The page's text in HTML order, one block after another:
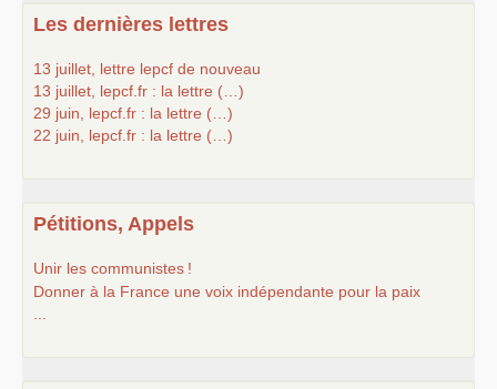
Les dernières lettres
13 juillet, lettre lepcf de nouveau
13 juillet, lepcf.fr : la lettre (…)
29 juin, lepcf.fr : la lettre (…)
22 juin, lepcf.fr : la lettre (…)
Pétitions, Appels
Unir les communistes !
Donner à la France une voix indépendante pour la paix